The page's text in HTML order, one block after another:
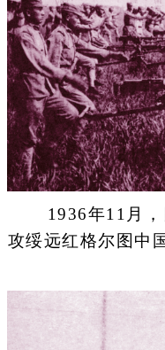
1936年11月，
攻绥远红格尔图中